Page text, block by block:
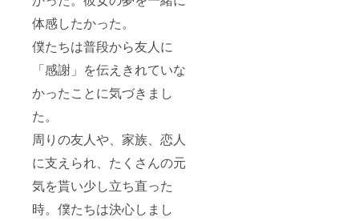
体感したかった。
僕たちは普段から友人に
「感謝」を伝えきれていな
かったことに気づきまし
た。
周りの友人や、家族、恋人
に支えられ、たくさんの元
気を貰い少し立ち直った
時。僕たちは決心しまし